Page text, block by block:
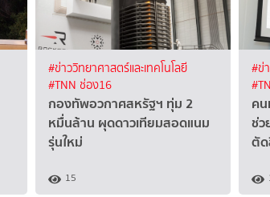
#ข่าววิทยาศาสตร์และเทคโนโลยี
#TNN ช่อง16
กองทัพอวกาศสหรัฐฯ ทุ่ม 2
หมื่นล้าน ผุดดาวเทียมสอดแนม
รุ่นใหม่
15
#ข่
คน
ช่ว
ตัด